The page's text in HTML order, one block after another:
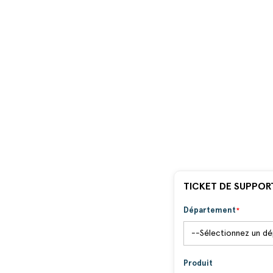
TICKET DE
Département
Produit